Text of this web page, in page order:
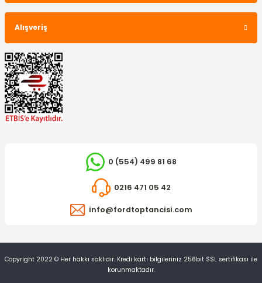
1.312,50 TL
OTOSAN
2.811,09 TL
Alışveriş
0 (554) 499 81 68
0216 471 05 42
info@fordtoptancisi.com
Copyright 2022 © Her hakkı saklıdır. Kredi kartı bilgileriniz 256bit SSL sertifikası ile
korunmaktadır.